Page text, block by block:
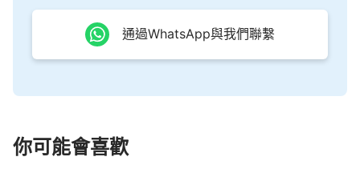
實人，厭憎詭詐人嗎？」我搖搖頭。媽媽說：「因為
誠實人不管臨到什麼事不會說謊話騙人，他值得別人
撒但的敗壞性情活著，總是撒謊欺騙人，不是光明正
了。我們出去玩是可以的，但不能忘了上課的時間，
通過WhatsApp與我們聯繫
你可能會喜歡